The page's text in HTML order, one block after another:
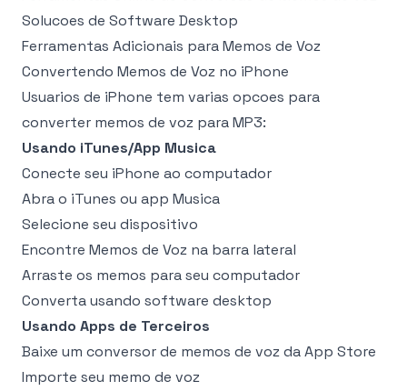
Solucoes de Software Desktop
Ferramentas Adicionais para Memos de Voz
Convertendo Memos de Voz no iPhone
Usuarios de iPhone tem varias opcoes para
converter memos de voz para MP3:
Usando iTunes/App Musica
Conecte seu iPhone ao computador
Abra o iTunes ou app Musica
Selecione seu dispositivo
Encontre Memos de Voz na barra lateral
Arraste os memos para seu computador
Converta usando software desktop
Usando Apps de Terceiros
Baixe um conversor de memos de voz da App Store
Importe seu memo de voz